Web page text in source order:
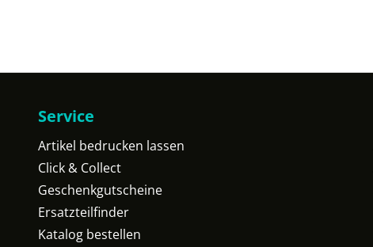
Service
Artikel bedrucken lassen
Click & Collect
Geschenkgutscheine
Ersatzteilfinder
Katalog bestellen